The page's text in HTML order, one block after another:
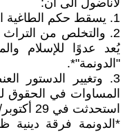
لأناضول الى ان:
1. يسقط حكم الطاغية المنافق أردوغان.
2. والتخلص من
يُعد عدوًا للإسلام
"الدونمة"*.
3. وتغيير الدستور
المساوات في الحقوق
استحدثت في 29 أكتوبر/ تشرين الأول عام 1923.
*الدونمة فرقة دينية